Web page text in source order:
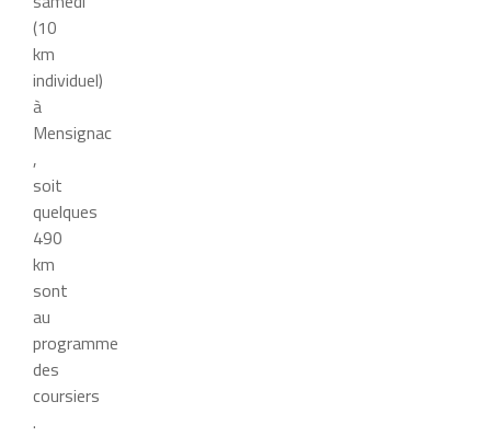
(10
km
individuel)
à
Mensignac
,
soit
quelques
490
km
sont
au
programme
des
coursiers
.